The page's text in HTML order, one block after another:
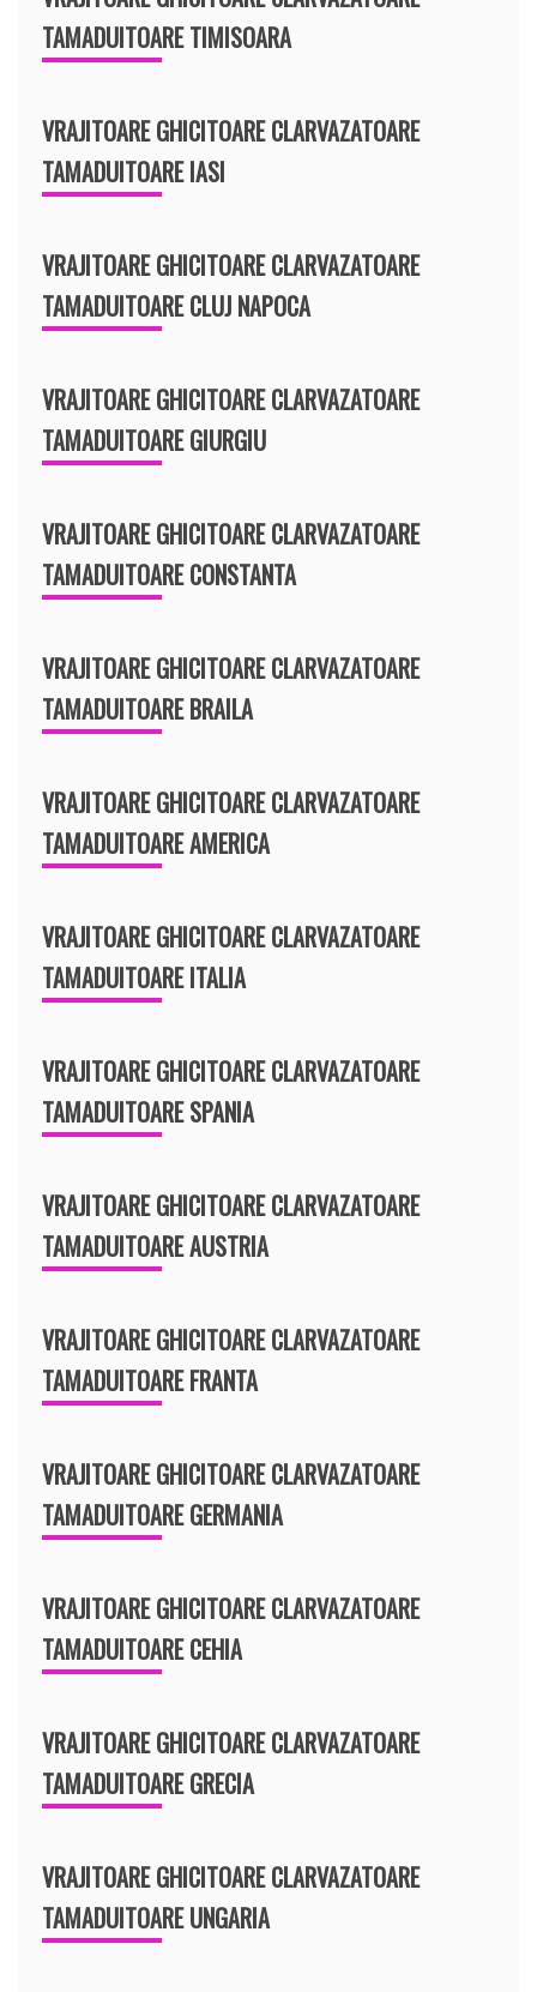
TAMADUITOARE TIMISOARA
VRAJITOARE GHICITOARE CLARVAZATOARE
TAMADUITOARE IASI
VRAJITOARE GHICITOARE CLARVAZATOARE
TAMADUITOARE CLUJ NAPOCA
VRAJITOARE GHICITOARE CLARVAZATOARE
TAMADUITOARE GIURGIU
VRAJITOARE GHICITOARE CLARVAZATOARE
TAMADUITOARE CONSTANTA
VRAJITOARE GHICITOARE CLARVAZATOARE
TAMADUITOARE BRAILA
VRAJITOARE GHICITOARE CLARVAZATOARE
TAMADUITOARE AMERICA
VRAJITOARE GHICITOARE CLARVAZATOARE
TAMADUITOARE ITALIA
VRAJITOARE GHICITOARE CLARVAZATOARE
TAMADUITOARE SPANIA
VRAJITOARE GHICITOARE CLARVAZATOARE
TAMADUITOARE AUSTRIA
VRAJITOARE GHICITOARE CLARVAZATOARE
TAMADUITOARE FRANTA
VRAJITOARE GHICITOARE CLARVAZATOARE
TAMADUITOARE GERMANIA
VRAJITOARE GHICITOARE CLARVAZATOARE
TAMADUITOARE CEHIA
VRAJITOARE GHICITOARE CLARVAZATOARE
TAMADUITOARE GRECIA
VRAJITOARE GHICITOARE CLARVAZATOARE
TAMADUITOARE UNGARIA